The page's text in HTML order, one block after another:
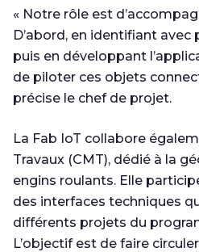
« Notre rôle est
D’abord, en identifiant avec
puis en développant
de piloter ces objets
précise le chef de projet.
La Fab IoT collabore
Travaux (CMT), dédié à la
engins roulants. Elle
des interfaces techniques
différents projets du
L’objectif est de faire